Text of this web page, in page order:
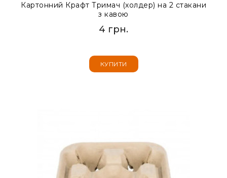
Картонний Крафт Тримач (холдер) на 2 стакани
з кавою
4 грн.
КУПИТИ